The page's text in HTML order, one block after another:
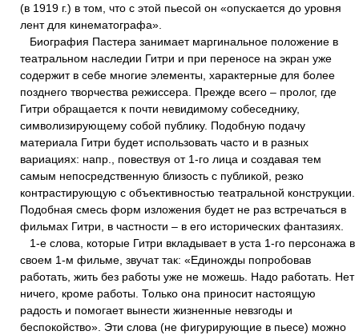
(в 1919 г.) в том, что с этой пьесой он «опускается до уровня
лент для кинематографа».
Биография Пастера занимает маргинальное положение в
театральном наследии Гитри и при переносе на экран уже
содержит в себе многие элементы, характерные для более
позднего творчества режиссера. Прежде всего – пролог, где
Гитри обращается к почти невидимому собеседнику,
символизирующему собой публику. Подобную подачу
материала Гитри будет использовать часто и в разных
вариациях: напр., повествуя от 1-го лица и создавая тем
самым непосредственную близость с публикой, резко
контрастирующую с объективностью театральной конструкции.
Подобная смесь форм изложения будет не раз встречаться в
фильмах Гитри, в частности – в его исторических фантазиях.
1-е слова, которые Гитри вкладывает в уста 1-го персонажа в
своем 1-м фильме, звучат так: «Единожды попробовав
работать, жить без работы уже не можешь. Надо работать. Нет
ничего, кроме работы. Только она приносит настоящую
радость и помогает вынести жизненные невзгоды и
беспокойство». Эти слова (не фигурирующие в пьесе) можно